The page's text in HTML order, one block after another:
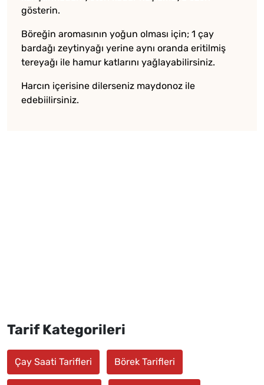
gösterin.
Böreğin aromasının yoğun olması için; 1 çay
bardağı zeytinyağı yerine aynı oranda eritilmiş
tereyağı ile hamur katlarını yağlayabilirsiniz.
Harcın içerisine dilerseniz maydonoz ile
edebiilirsiniz.
Tarif Kategorileri
Çay Saati Tarifleri Börek Tarifleri